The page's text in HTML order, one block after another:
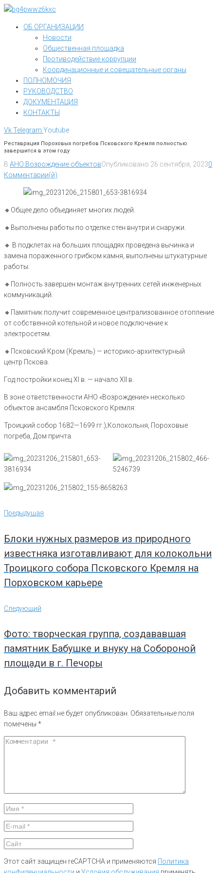
Перейти
контентуОБ ОРГАНИЗАЦИИ
Новости
Общественная площадка
Противодействие коррупции
Координационные и совещательные органы
ПОЛНОМОЧИЯ
РУКОВОДСТВО
ДОКУМЕНТАЦИЯ
КОНТАКТЫ
VkTelegram Youtube
Реставрация Пороховых погребов Псковского Кремля полностью
завершится в этом году
В АНО Возрождение объектовОпубликовано 26 сентября, 20230
Комментарии(й)
🔸️Общее дело объединяет многих людей.
🔸️Выполнены работы по отделке стен внутри и снаружи.
🔸️ В подклетах на больших площадях проведена вычинка и
замена пораженного грибком камня, выполнены штукатурные
работы.
🔸️Полность завершен монтаж внутренних сетей инженерных
коммуникаций.
🔸️Памятник получит современное централизованное отопление
от собственной котельной и новое подключение к
электросетям.
🔸️Псковский Кром (Кремль) — историко-архитектурный
центр Пскова.
Год постройки конец XI в. — начало XII в.
В зоне ответственности АНО «Возрождение» несколько
объектов ансамбля Псковского Кремля:
Троицкий собор 1682—1699 гг.);Колокольня, Пороховые
погреба, Дом причта.
Навигация
по
Предыдущая
Предыдущая
Блоки нужных размеров из природного
известняка изготавливают для колокольни
Троицкого собора Псковского Кремля на
Порховском карьере
Следующий
Следующий
Фото: творческая группа, создававшая
памятник Бабушке и внуку на Собороной
площади в г. Печоры
Добавить комментарий
Ваш адрес email не будет опубликован. Обязательные поля
помечены *
Этот сайт защищен reCAPTCHA и применяются Политика